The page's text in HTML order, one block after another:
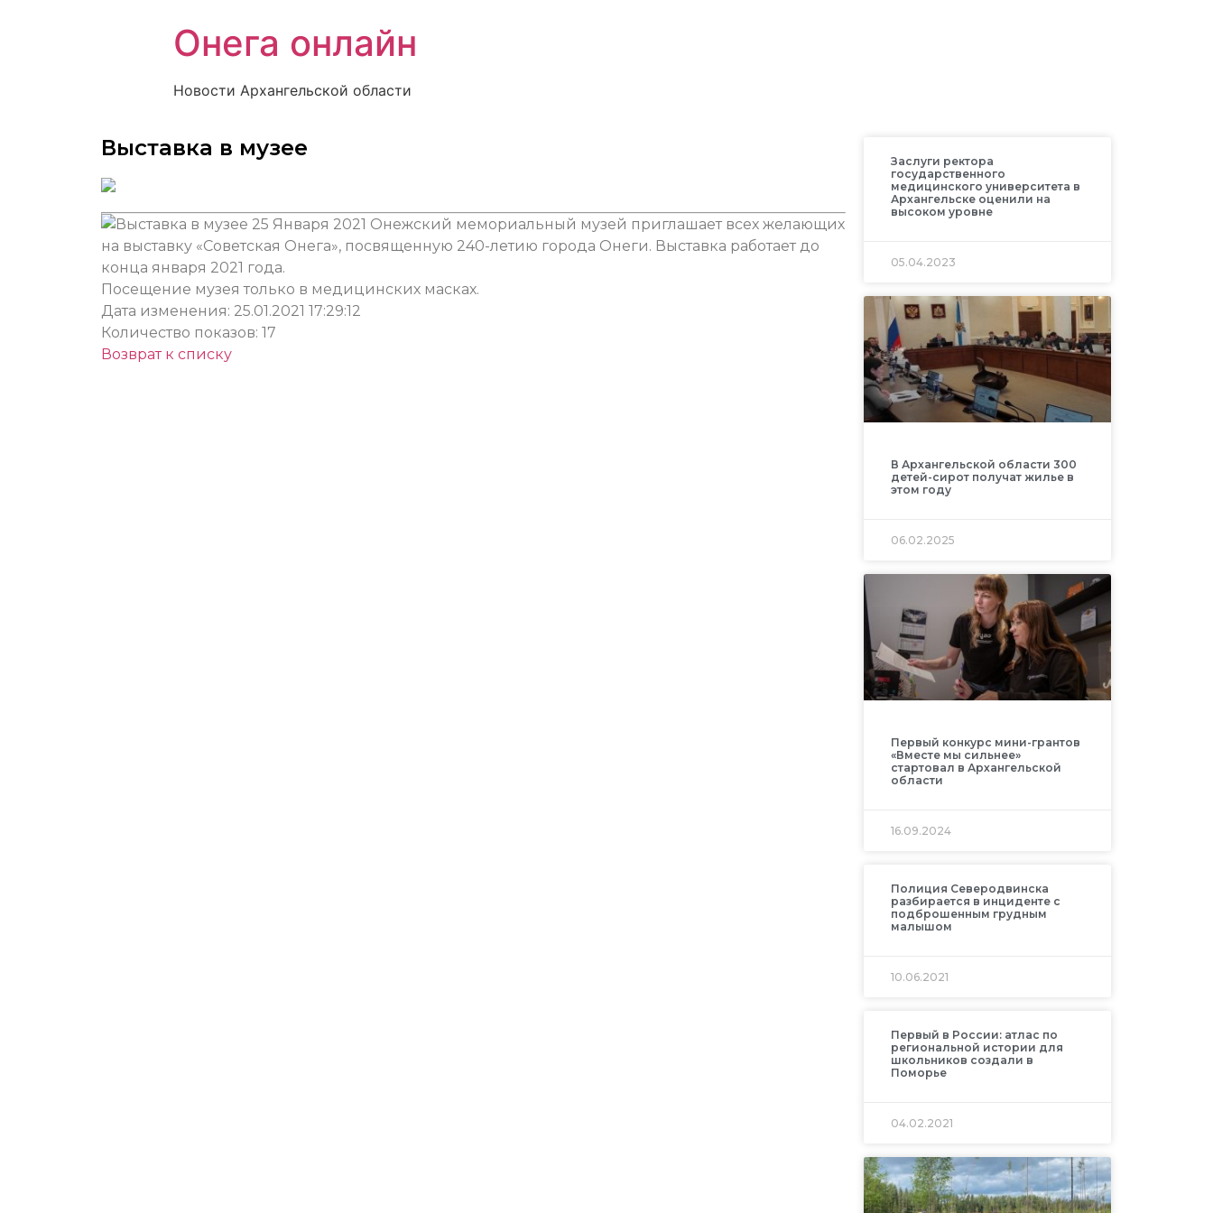
Онега онлайн
Новости Архангельской области
Выставка в музее
25 Января 2021 Онежский мемориальный музей приглашает всех желающих
на выставку «Советская Онега», посвященную 240-летию города Онеги. Выставка работает до
конца января 2021 года.
Посещение музея только в медицинских масках.
Дата изменения: 25.01.2021 17:29:12
Количество показов: 17
Возврат к списку
Заслуги ректора
государственного
медицинского университета в
Архангельске оценили на
высоком уровне
05.04.2023
В Архангельской области 300
детей-сирот получат жилье в
этом году
06.02.2025
Первый конкурс мини-грантов
«Вместе мы сильнее»
стартовал в Архангельской
области
16.09.2024
Полиция Северодвинска
разбирается в инциденте с
подброшенным грудным
малышом
10.06.2021
Первый в России: атлас по
региональной истории для
школьников создали в
Поморье
04.02.2021